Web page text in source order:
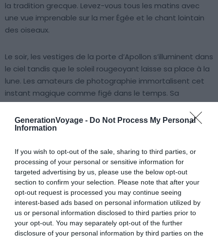
GenerationVoyage - Do Not Process My Personal
Information
If you wish to opt-out of the sale, sharing to third parties, or
processing of your personal or sensitive information for
targeted advertising by us, please use the below opt-out
section to confirm your selection. Please note that after your
opt-out request is processed you may continue seeing
interest-based ads based on personal information utilized by
us or personal information disclosed to third parties prior to
your opt-out. You may separately opt-out of the further
disclosure of your personal information by third parties on the
la tradition grecque. Levez-vous tous les matins avec
une vue imprenable sur la mer Égée et le chant lointain
des oiseaux.
Le soir, les vestiges de la porte d’Apollon s’illuminent dans
le ciel tandis que le soleil rougeoyant laisse sa place à la
lune. Les amateurs de photographie immortalisent cet
instant magique comme figé dans le temps. Sa
proximité avec le port de la ville principale en fait un
établissement privilégié pour les vacanciers de l’île.Voir
cet hôtel
6. Naos Pantheon Luxury Apartments
Voir cet hôtel